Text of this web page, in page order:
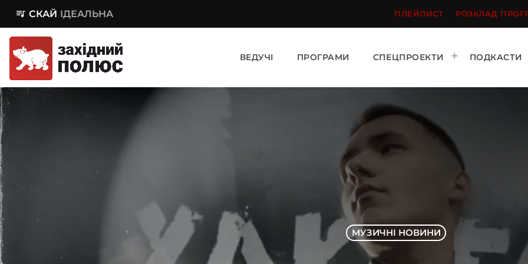
queue_music СКАЙ ІДЕАЛЬНА ПЛЕЙЛИСТ РОЗКЛАД
ВЕДУЧІ ПРОГРАМИ СПЕЦПРОЕКТИ ПОДКАСТИ
МУЗИЧНІ НОВИНИ